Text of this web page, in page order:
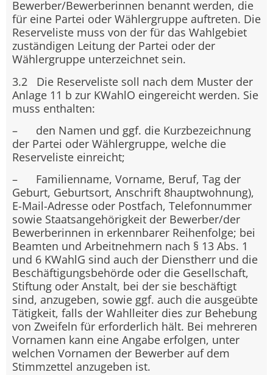
Bewerber/Bewerberinnen benannt werden, die
für eine Partei oder Wählergruppe auftreten. Die
Reserveliste muss von der für das Wahlgebiet
zuständigen Leitung der Partei oder der
Wählergruppe unterzeichnet sein.
3.2 Die Reserveliste soll nach dem Muster der
Anlage 11 b zur KWahlO eingereicht werden. Sie
muss enthalten:
– den Namen und ggf. die Kurzbezeichnung
der Partei oder Wählergruppe, welche die
Reserveliste einreicht;
– Familienname, Vorname, Beruf, Tag der
Geburt, Geburtsort, Anschrift 8hauptwohnung),
E-Mail-Adresse oder Postfach, Telefonnummer
sowie Staatsangehörigkeit der Bewerber/der
Bewerberinnen in erkennbarer Reihenfolge; bei
Beamten und Arbeitnehmern nach § 13 Abs. 1
und 6 KWahlG sind auch der Dienstherr und die
Beschäftigungsbehörde oder die Gesellschaft,
Stiftung oder Anstalt, bei der sie beschäftigt
sind, anzugeben, sowie ggf. auch die ausgeübte
Tätigkeit, falls der Wahlleiter dies zur Behebung
von Zweifeln für erforderlich hält. Bei mehreren
Vornamen kann eine Angabe erfolgen, unter
welchen Vornamen der Bewerber auf dem
Stimmzettel anzugeben ist.